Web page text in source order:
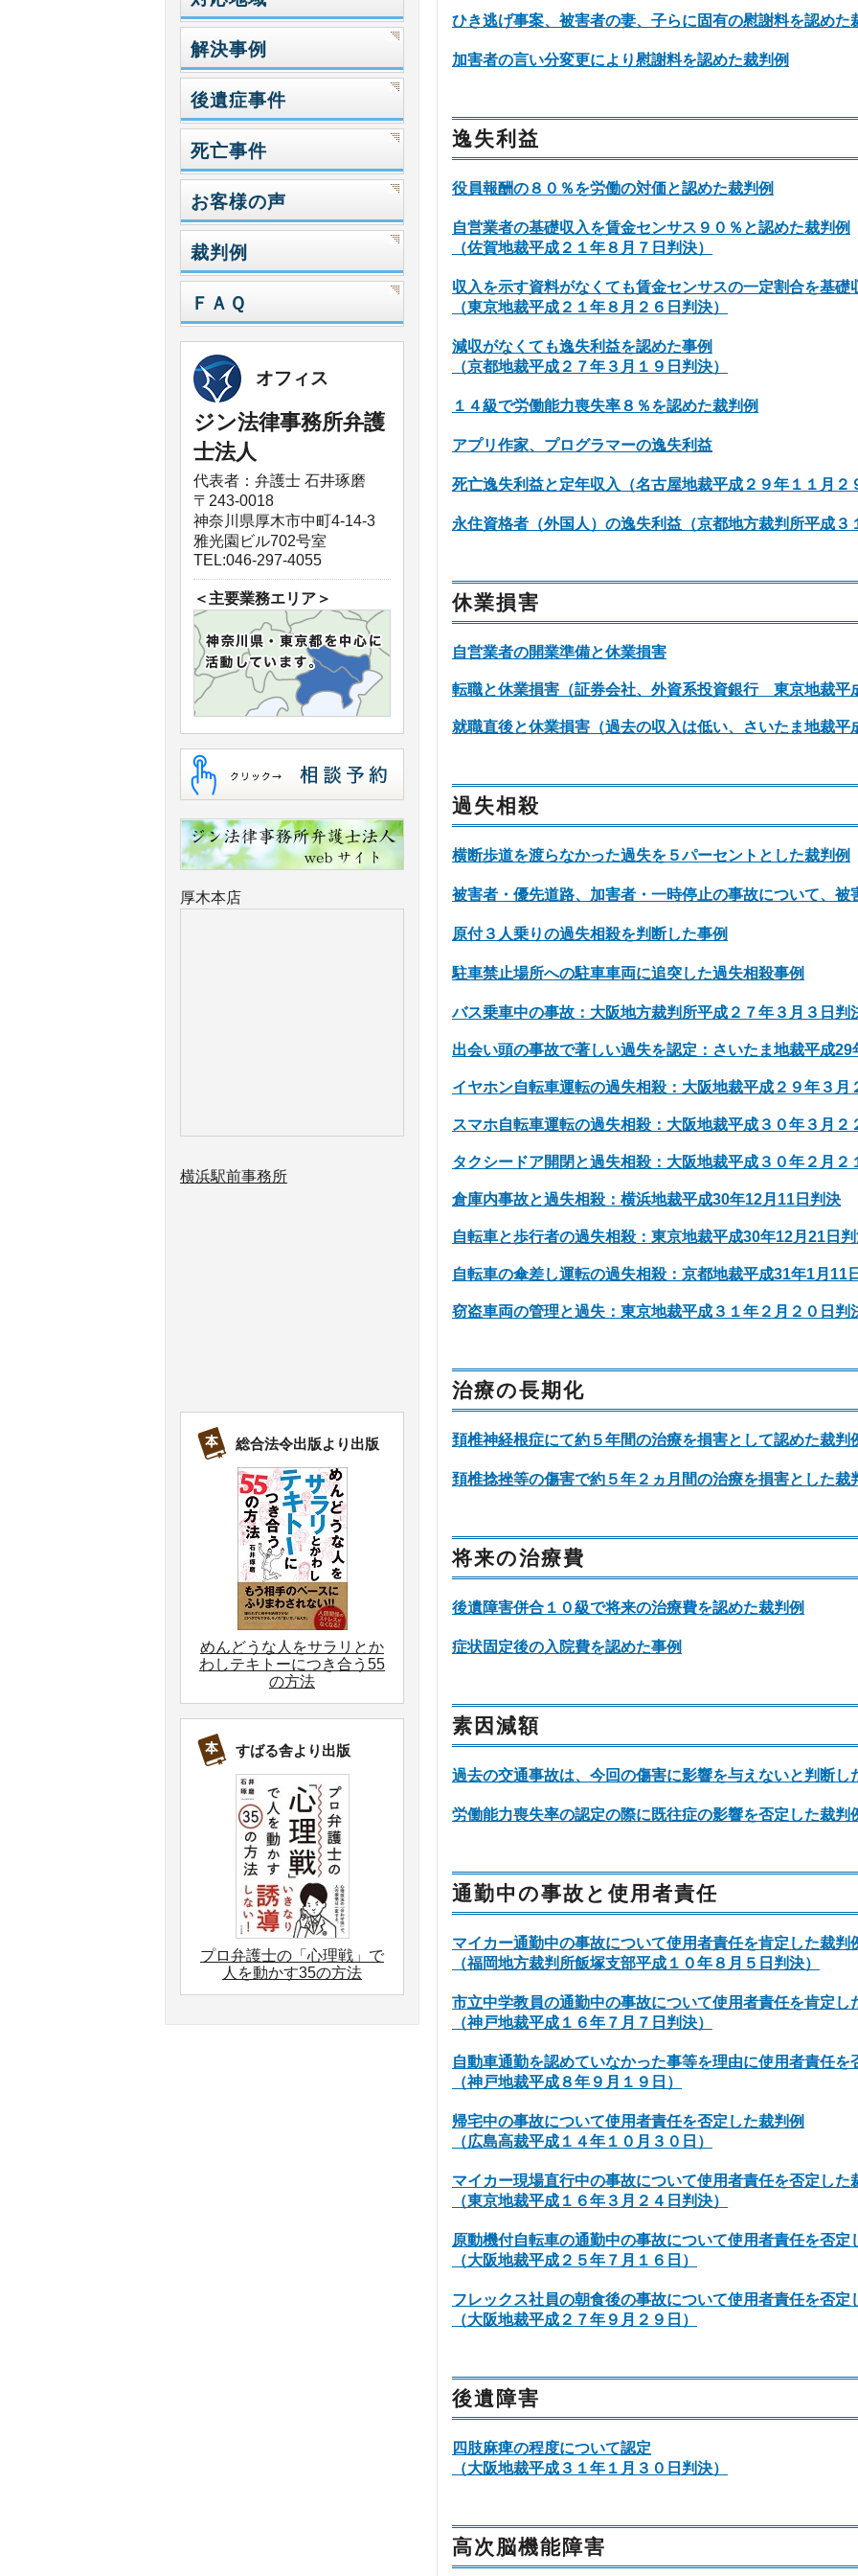
ひき逃げ事案、被害者の妻、子らに固有の慰謝料を認めた
加害者の言い分変更により慰謝料を認めた裁判例
逸失利益
役員報酬の８０％を労働の対価と認めた裁判例
自営業者の基礎収入を賃金センサス９０％と認めた裁判例
（佐賀地裁平成２１年８月７日判決）
収入を示す資料がなくても賃金センサスの一定割合を基礎
（東京地裁平成２１年８月２６日判決）
減収がなくても逸失利益を認めた事例
（京都地裁平成２７年３月１９日判決）
１４級で労働能力喪失率８％を認めた裁判例
アプリ作家、プログラマーの逸失利益
死亡逸失利益と定年収入（名古屋地裁平成２９年１１月２
永住資格者（外国人）の逸失利益（京都地方裁判所平成３
休業損害
自営業者の開業準備と休業損害
転職と休業損害（証券会社、外資系投資銀行 東京地裁平
就職直後と休業損害（過去の収入は低い、さいたま地裁平
過失相殺
横断歩道を渡らなかった過失を５パーセントとした裁判例
被害者・優先道路、加害者・一時停止の事故について、被
原付３人乗りの過失相殺を判断した事例
駐車禁止場所への駐車車両に追突した過失相殺事例
バス乗車中の事故：大阪地方裁判所平成２７年３月３日判
出会い頭の事故で著しい過失を認定：さいたま地裁平成29
イヤホン自転車運転の過失相殺：大阪地裁平成２９年３月
スマホ自転車運転の過失相殺：大阪地裁平成３０年３月２
タクシードア開閉と過失相殺：大阪地裁平成３０年２月２
倉庫内事故と過失相殺 ：横浜地裁平成30年12月11日判決
自転車と歩行者の過失相殺：東京地裁平成30年12月21日
自転車の傘差し運転の過失相殺：京都地裁平成31年1月11
窃盗車両の管理と過失：東京地裁平成３１年２月２０日判
治療の長期化
頚椎神経根症にて約５年間の治療を損害として認めた裁判
頚椎捻挫等の傷害で約５年２ヵ月間の治療を損害とした裁
将来の治療費
後遺障害併合１０級で将来の治療費を認めた裁判例
症状固定後の入院費を認めた事例
素因減額
過去の交通事故は、今回の傷害に影響を与えないと判断し
労働能力喪失率の認定の際に既往症の影響を否定した裁判
通勤中の事故と使用者責任
マイカー通勤中の事故について使用者責任を肯定した裁判
（福岡地方裁判所飯塚支部平成１０年８月５日判決）
市立中学教員の通勤中の事故について使用者責任を肯定し
（神戸地裁平成１６年７月７日判決）
自動車通勤を認めていなかった事等を理由に使用者責任を
（神戸地裁平成８年９月１９日）
帰宅中の事故について使用者責任を否定した裁判例
（広島高裁平成１４年１０月３０日）
マイカー現場直行中の事故について使用者責任を否定した
（東京地裁平成１６年３月２４日判決）
原動機付自転車の通勤中の事故について使用者責任を否定
（大阪地裁平成２５年７月１６日）
フレックス社員の朝食後の事故について使用者責任を否定
（大阪地裁平成２７年９月２９日）
後遺障害
四肢麻痺の程度について認定
（大阪地裁平成３１年１月３０日判決）
高次脳機能障害
解決事例
後遺症事件
死亡事件
お客様の声
裁判例
ＦＡＱ
オフィス
ジン法律事務所弁護
士法人
代表者：弁護士 石井琢磨
〒243-0018
神奈川県厚木市中町4-14-3
雅光園ビル702号室
TEL:046-297-4055
＜主要業務エリア＞
厚木本店
横浜駅前事務所
総合法令出版より出版
めんどうな人をサラリとか
わしテキトーにつき合う55
の方法
すばる舎より出版
プロ弁護士の「心理戦」で
人を動かす35の方法